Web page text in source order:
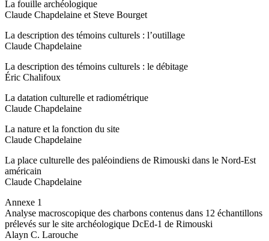
La fouille archéologique
Claude Chapdelaine et Steve Bourget
La description des témoins culturels : l’outillage
Claude Chapdelaine
La description des témoins culturels : le débitage
Éric Chalifoux
La datation culturelle et radiométrique
Claude Chapdelaine
La nature et la fonction du site
Claude Chapdelaine
La place culturelle des paléoindiens de Rimouski dans le Nord-Est
américain
Claude Chapdelaine
Annexe 1
Analyse macroscopique des charbons contenus dans 12 échantillons
prélevés sur le site archéologique DcEd-1 de Rimouski
Alayn C. Larouche